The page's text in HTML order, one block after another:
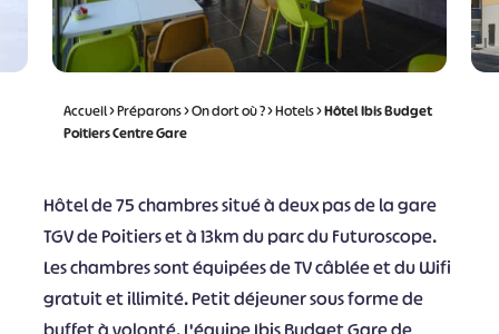
Accueil>Préparons>On dort où ?>Hotels>Hôtel Ibis Budget
Poitiers Centre Gare
Hôtel de 75 chambres situé à deux pas de la gare
TGV de Poitiers et à 13km du parc du Futuroscope.
Les chambres sont équipées de TV câblée et du Wifi
gratuit et illimité. Petit déjeuner sous forme de